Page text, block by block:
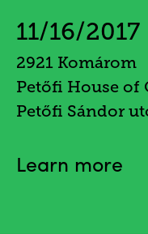
11/16/2017
2921 Komárom
Petőfi House of
Petőfi Sándor
Learn more